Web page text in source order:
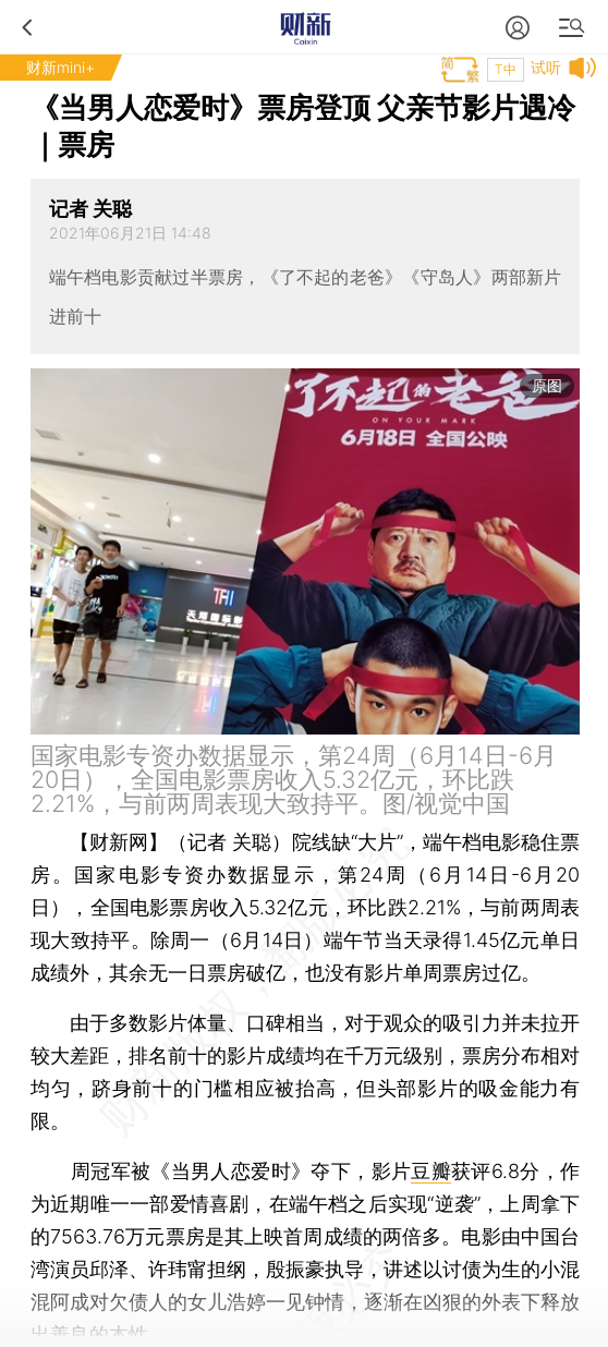
财新mini+ 试听
T中
《当男人恋爱时》票房登顶 父亲节影片遇冷
｜票房
记者 关聪
2021年06月21日 14:48
端午档电影贡献过半票房，《了不起的老爸》《守岛人》两部新片
进前十
原图
国家电影专资办数据显示，第24周（6月14日-6月
20日），全国电影票房收入5.32亿元，环比跌
2.21%，与前两周表现大致持平。图/视觉中国
【财新网】（记者 关聪） 院线缺“大片”，端午档电影稳住票
房。国家电影专资办数据显示，第24周（6月14日-6月20
日），全国电影票房收入5.32亿元，环比跌2.21%，与前两周表
现大致持平。除周一（6月14日）端午节当天录得1.45亿元单日
成绩外，其余无一日票房破亿，也没有影片单周票房过亿。
由于多数影片体量、口碑相当，对于观众的吸引力并未拉开
较大差距，排名前十的影片成绩均在千万元级别，票房分布相对
均匀，跻身前十的门槛相应被抬高，但头部影片的吸金能力有
限。
周冠军被《当男人恋爱时》夺下，影片豆瓣获评6.8分，作
为近期唯一一部爱情喜剧，在端午档之后实现“逆袭”，上周拿下
的7563.76万元票房是其上映首周成绩的两倍多。电影由中国台
湾演员邱泽、许玮甯担纲，殷振豪执导，讲述以讨债为生的小混
混阿成对欠债人的女儿浩婷一见钟情，逐渐在凶狠的外表下释放
出善良的本性。